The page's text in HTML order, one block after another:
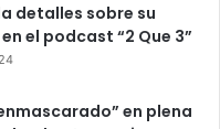
detalles sobre su
el podcast “2 Que 3”
en plena